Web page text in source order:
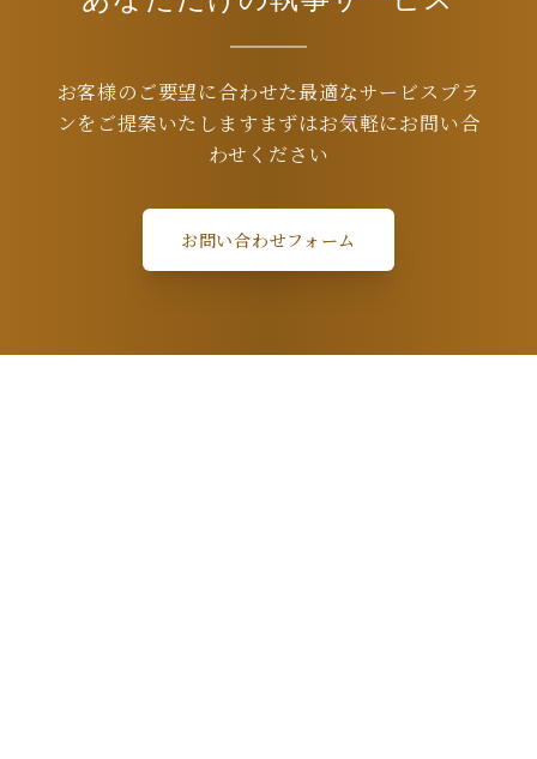
お客様のご要望に合わせた最適なサービスプラ
ンをご提案いたしますまずはお気軽にお問い合
わせください
お問い合わせフォーム